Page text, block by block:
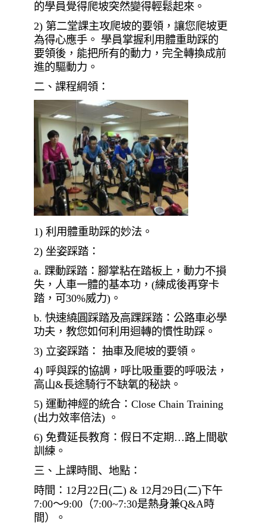
的學員覺得爬坡突然變得輕鬆起來。
2) 第二堂課主攻爬坡的要領，讓您爬坡更
為得心應手。 學員掌握利用體重助踩的
要領後，能把所有的動力，完全轉換成前
進的驅動力。
二、課程綱領：
1) 利用體重助踩的妙法。
2) 坐姿踩踏：
a. 踝動踩踏：腳掌粘在踏板上，動力不損
失，人車一體的基本功， (練成後再穿卡
踏， 可 30%威力)。
b. 快速繞圓踩踏及高踝踩踏：公路車必學
功夫，教您如何利用迴轉的慣性助踩。
3) 立姿踩踏： 抽車及爬坡的要領。
4) 呼與踩的協調，呼比吸重要的呼吸法，
高山&長途騎行不缺氧的秘訣。
5) 運動神經的統合： Close Chain Training
(出力效率倍法) 。
6) 免費延長教育：假日不定期 …路上間歇
訓練。
三、上課時間、地點：
時間： 12月 22 日 (二) & 12月 29日 (二)下午
7:00～9:00（7:00~7:30是熱身兼Q&A時
間 ） 。